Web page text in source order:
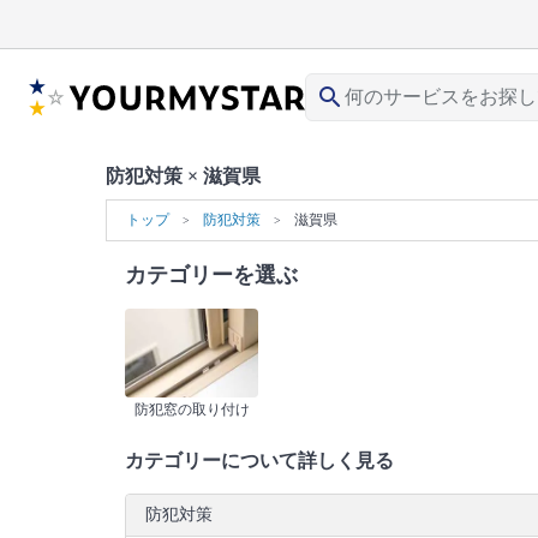
search
防犯対策 × 滋賀県
トップ 防犯対策 滋賀県
カテゴリーを選ぶ
防犯窓の取り付け
カテゴリーについて詳しく見る
防犯対策